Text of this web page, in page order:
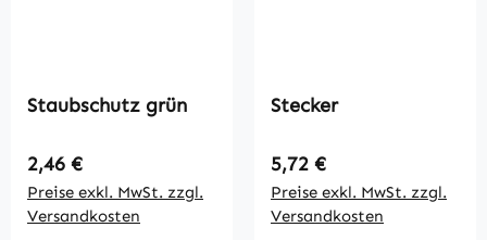
Staubschutz grün
Regulärer Preis:
2,46 €
Preise exkl. MwSt. zzgl.
Versandkosten
Stecker
Regulärer Preis:
5,72 €
Preise exkl. MwSt. zzgl.
Versandkosten